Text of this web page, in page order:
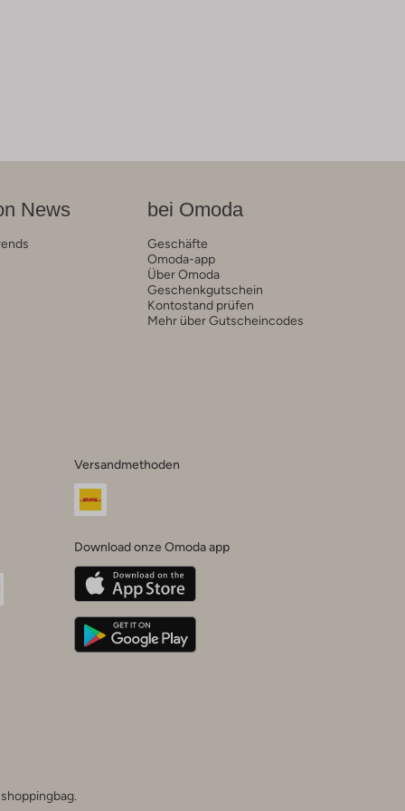
News bei Omoda
Geschäfte
Omoda-app
Über Omoda
Geschenkgutschein
Kontostand prüfen
Mehr über Gutscheincodes
Versandmethoden
Download onze Omoda app